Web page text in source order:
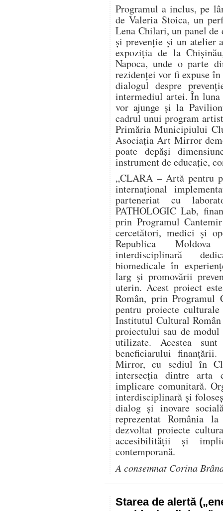
Programul a inclus, pe
de Valeria Stoica, un
Lena Chilari, un panel
și prevenție și un atelier
expoziția de la
Napoca, unde o parte
rezidenței vor fi expuse
dialogul despre
intermediul artei. În
vor ajunge și la
cadrul unui program
Primăria Municipiului
Asociația Art Mirror
poate depăși
instrument de educație,
„CLARA – Artă pentru
internațional
parteneriat cu
PATHOLOGIC Lab,
prin Programul
cercetători, medici și
Republica
interdisciplinară
biomedicale în
larg și promovării
uterin. Acest proiect
Român, prin Programul
pentru proiecte
Institutul Cultural
proiectului sau de
utilizate. Acestea
beneficiarului
Mirror, cu sediul în
intersecția dintre arta
implicare comunitară.
interdisciplinară și
dialog și inovare
reprezentat România
dezvoltat proiecte
accesibilității și
contemporană.
A consemnat Corina
Starea de alertă